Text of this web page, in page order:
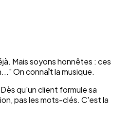
Mais soyons honnêtes : ces
On connaît la musique.
qu'un client formule sa
pas les mots-clés. C'est la